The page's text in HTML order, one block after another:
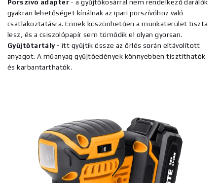
Porszívó adapter - a gyűjtőkosárral nem rendelkező darálók
gyakran lehetőséget kínálnak az ipari porszívóhoz való
csatlakoztatásra. Ennek köszönhetően a munkaterület tiszta
lesz, és a csiszolópapír sem tömődik el olyan gyorsan.
Gyűjtőtartály- itt gyűjtik össze az őrlés során eltávolított
anyagot. A műanyag gyűjtőedények könnyebben tisztíthatók
és karbantarthatók.